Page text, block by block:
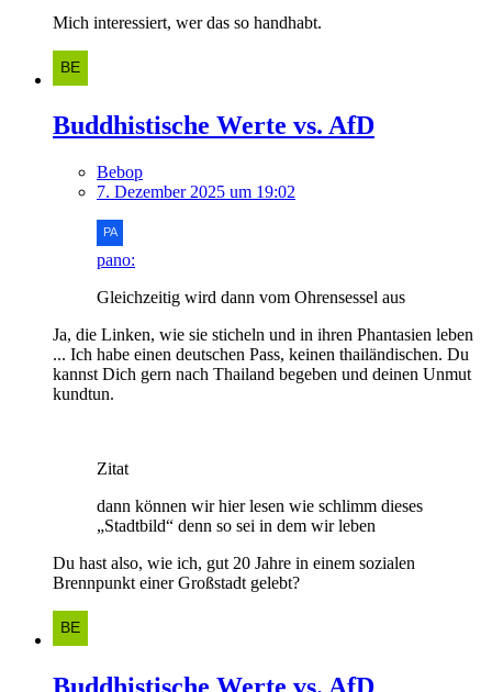
Mich interessiert, wer das so handhabt.
Buddhistische Werte vs. AfD
Bebop
7. Dezember 2025 um 19:02
pano:
Gleichzeitig wird dann vom Ohrensessel aus
Ja, die Linken, wie sie sticheln und in ihren Phantasien leben
... Ich habe einen deutschen Pass, keinen thailändischen. Du
kannst Dich gern nach Thailand begeben und deinen Unmut
kundtun.
Zitat
dann können wir hier lesen wie schlimm dieses
„Stadtbild“ denn so sei in dem wir leben
Du hast also, wie ich, gut 20 Jahre in einem sozialen
Brennpunkt einer Großstadt gelebt?